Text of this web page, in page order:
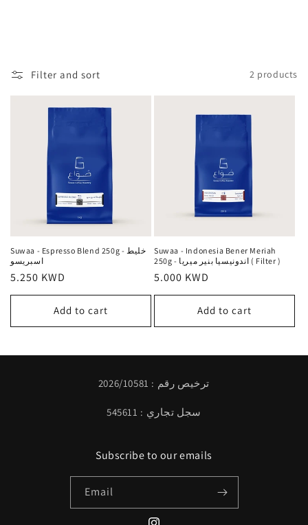
Filter and sort 2 products
Suwaa - Espresso Blend 250g - خليط
اسبريسو
Regular
price
5.250 KWD
Add to cart
Suwaa - Indonesia Bener Meriah
250g - اندونيسيا بنير ميريا ( Filter )
Regular
price
5.000 KWD
Add to cart
ترخيص رقم : 2026/10581
سجل تجاري : 545611
Subscribe to our emails
Email